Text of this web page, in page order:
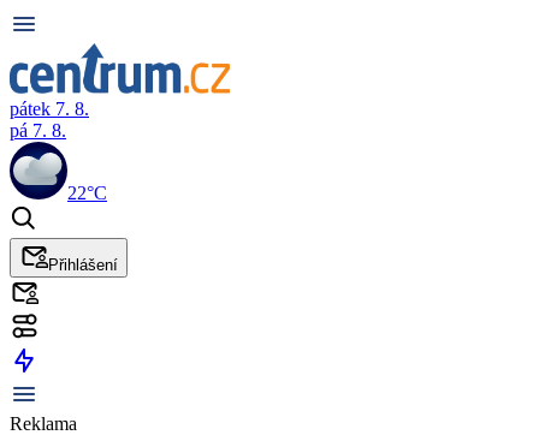
pátek 7. 8.
pá 7. 8.
22°C
Přihlášení
Reklama